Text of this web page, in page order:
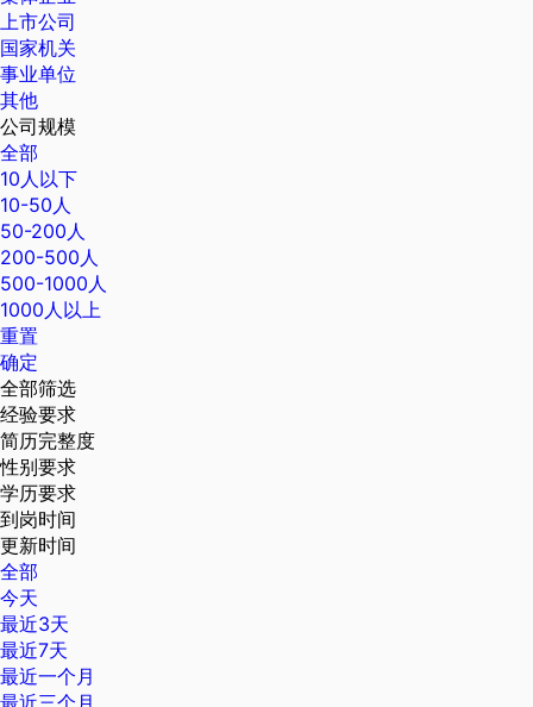
上市公司
国家机关
事业单位
其他
公司规模
全部
10人以下
10-50人
50-200人
200-500人
500-1000人
1000人以上
重置
确定
全部筛选
经验要求
简历完整度
性别要求
学历要求
到岗时间
更新时间
全部
今天
最近3天
最近7天
最近一个月